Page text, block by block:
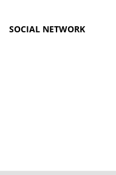
SOCIAL NETWORK